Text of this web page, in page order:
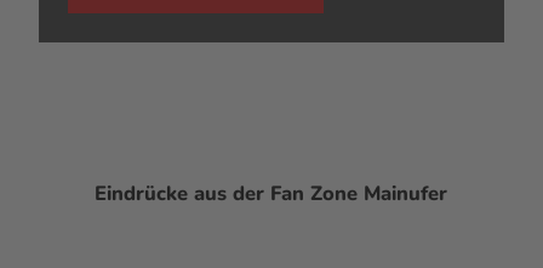
Eindrücke aus der Fan Zone Mainufer